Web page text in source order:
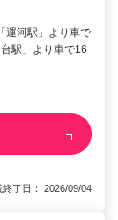
運河駅」より車で
駅」より車で16
了日： 2026/09/04